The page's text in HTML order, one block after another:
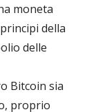
moneta
della
delle
Bitcoin sia
proprio